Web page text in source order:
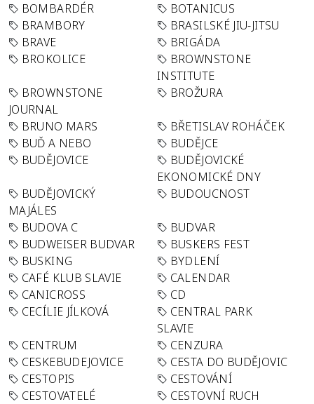
BOMBARDÉR
BOTANICUS
BRAMBORY
BRASILSKÉ JIU-JITSU
BRAVE
BRIGÁDA
BROKOLICE
BROWNSTONE
INSTITUTE
BROWNSTONE
JOURNAL
BROŽURA
BRUNO MARS
BŘETISLAV ROHÁČEK
BUĎ A NEBO
BUDĚJCE
BUDĚJOVICE
BUDĚJOVICKÉ
EKONOMICKÉ DNY
BUDĚJOVICKÝ
MAJÁLES
BUDOUCNOST
BUDOVA C
BUDVAR
BUDWEISER BUDVAR
BUSKERS FEST
BUSKING
BYDLENÍ
CAFÉ KLUB SLAVIE
CALENDAR
CANICROSS
CD
CECÍLIE JÍLKOVÁ
CENTRAL PARK
SLAVIE
CENTRUM
CENZURA
CESKEBUDEJOVICE
CESTA DO BUDĚJOVIC
CESTOPIS
CESTOVÁNÍ
CESTOVATELÉ
CESTOVNÍ RUCH